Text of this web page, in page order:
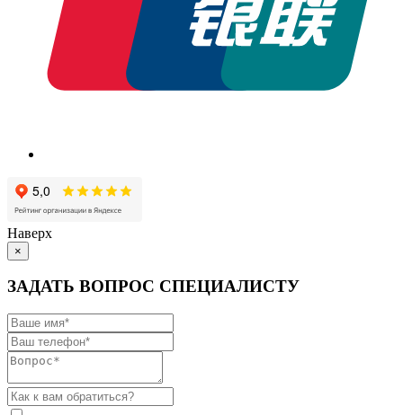
Наверх
×
ЗАДАТЬ ВОПРОС СПЕЦИАЛИСТУ